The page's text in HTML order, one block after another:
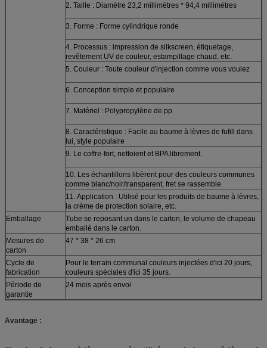
2. Taille : Diamètre 23,2 millimètres * 94,4 millimètres
3. Forme : Forme cylindrique ronde
4. Processus : impression de silkscreen, étiquetage,
revêtement UV de couleur, estampillage chaud, etc.
5. Couleur : Toute couleur d'injection comme vous voulez
6. Conception simple et populaire
7. Matériel : Polypropylène de pp
8. Caractéristique : Facile au baume à lèvres de fufill dans
lui, style populaire
9. Le coffre-fort, nettoient et BPA librement.
10. Les échantillons libèrent pour des couleurs communes
comme blanc/noir/transparent, fret se rassemble.
11. Application : Utilisé pour les produits de baume à lèvres,
la crème de protection solaire, etc.
Emballage
Tube se reposant un dans le carton, le volume de chapeau
emballé dans le carton.
Mesures de
carton
47 * 38 * 26 cm
Cycle de
fabrication
Pour le terrain communal couleurs injectées d'ici 20 jours,
couleurs spéciales d'ici 35 jours.
Période de
garantie
24 mois après envoi
Avantage :